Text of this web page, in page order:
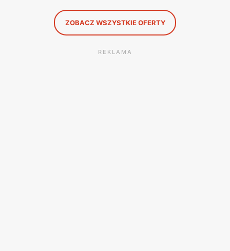
ZOBACZ WSZYSTKIE OFERTY
REKLAMA